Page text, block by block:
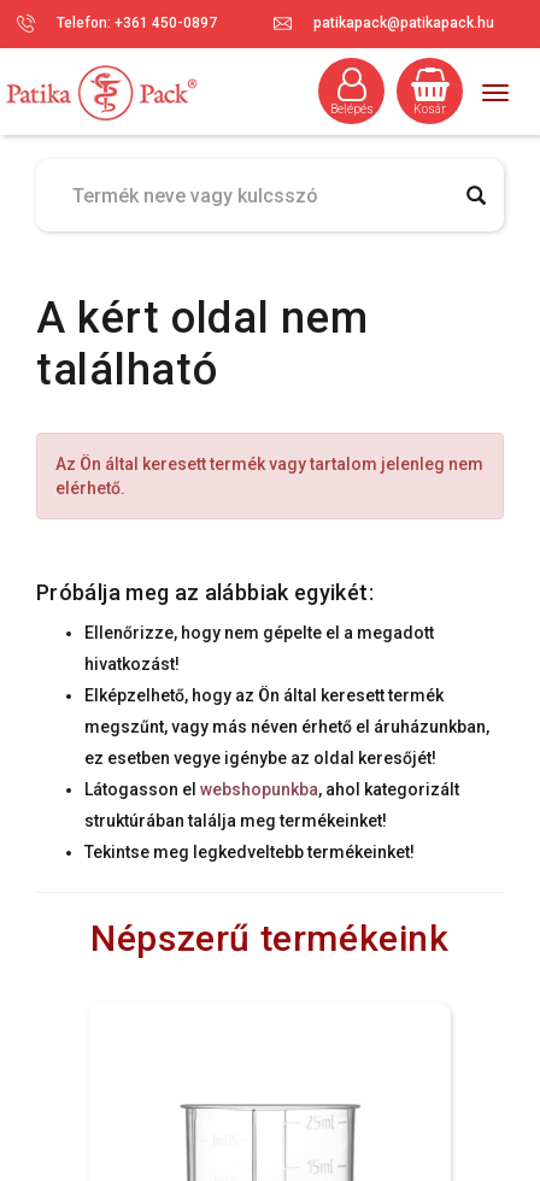
Telefon: +361 450-0897 patikapack@patikapack.hu
Kosár
Belépés
A kért oldal nem
található
Az Ön által keresett termék vagy tartalom jelenleg nem
elérhető.
Próbálja meg az alábbiak egyikét:
Ellenőrizze, hogy nem gépelte el a megadott
hivatkozást!
Elképzelhető, hogy az Ön által keresett termék
megszűnt, vagy más néven érhető el áruházunkban,
ez esetben vegye igénybe az oldal keresőjét!
Látogasson el webshopunkba, ahol kategorizált
struktúrában találja meg termékeinket!
Tekintse meg legkedveltebb termékeinket!
Népszerű termékeink